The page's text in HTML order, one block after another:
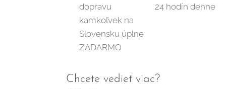
dopravu
kamkoľvek na
Slovensku úplne
ZADARMO
24 hodín denne
Chcete vedieť viac?